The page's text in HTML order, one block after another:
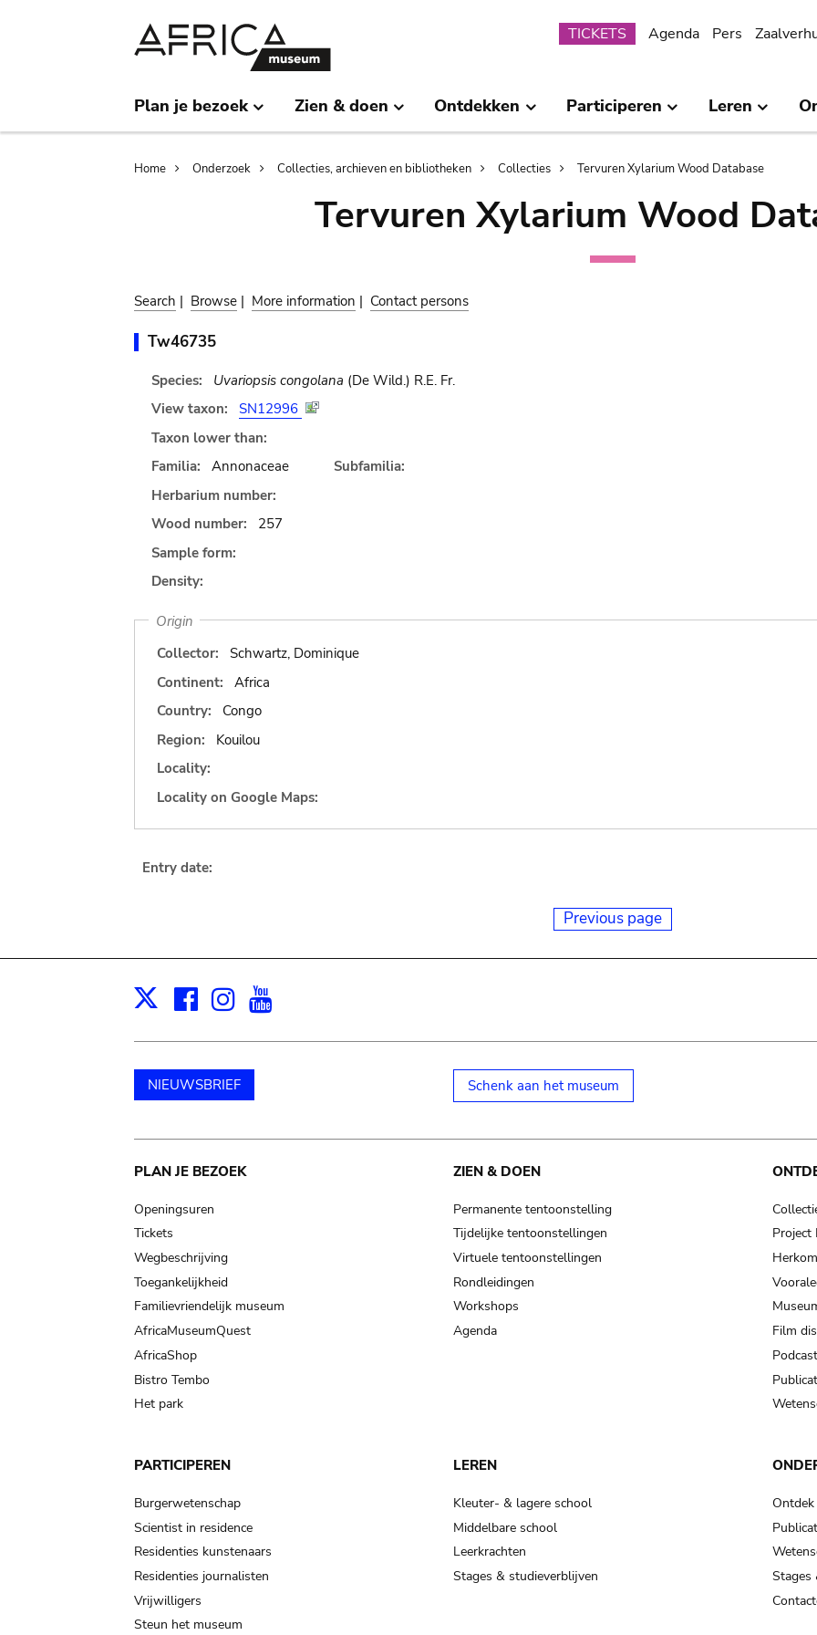
Submenu
TICKETS Agenda Pers
Plan je bezoek Zien & doen Ontdekken Participeren Leren
Breadcrumb
Home Onderzoek Collecties, archieven en bibliotheken Collecties Tervuren Xylarium Wood Database
Tervuren Xylarium Wood
Search | Browse | More information | Contact persons
Tw46735
Species: Uvariopsis congolana (De Wild.) R.E. Fr.
View taxon:
SN12996
Taxon lower than:
Familia:
Annonaceae
Subfamilia:
Herbarium number:
Wood number:
257
Sample form:
Density:
Origin
Collector:
Schwartz, Dominique
Continent:
Africa
Country:
Congo
Region:
Kouilou
Locality:
Locality on Google Maps:
Entry date:
Previous page
X Facebook
Instagram
NIEUWSBRIEF Schenk aan het museum
Main
navigation
PLAN JE BEZOEK
Openingsuren
Tickets
Wegbeschrijving
Toegankelijkheid
Familievriendelijk museum
AfricaMuseumQuest
AfricaShop
Bistro Tembo
Het park
ZIEN & DOEN
Permanente tentoonstelling
Tijdelijke tentoonstellingen
Virtuele tentoonstellingen
Rondleidingen
Workshops
Agenda
Project
Film
PARTICIPEREN
Burgerwetenschap
Scientist in residence
Residenties kunstenaars
Residenties journalisten
Vrijwilligers
Steun het museum
LEREN
Kleuter- & lagere school
Middelbare school
Leerkrachten
Stages & studieverblijven
Stages